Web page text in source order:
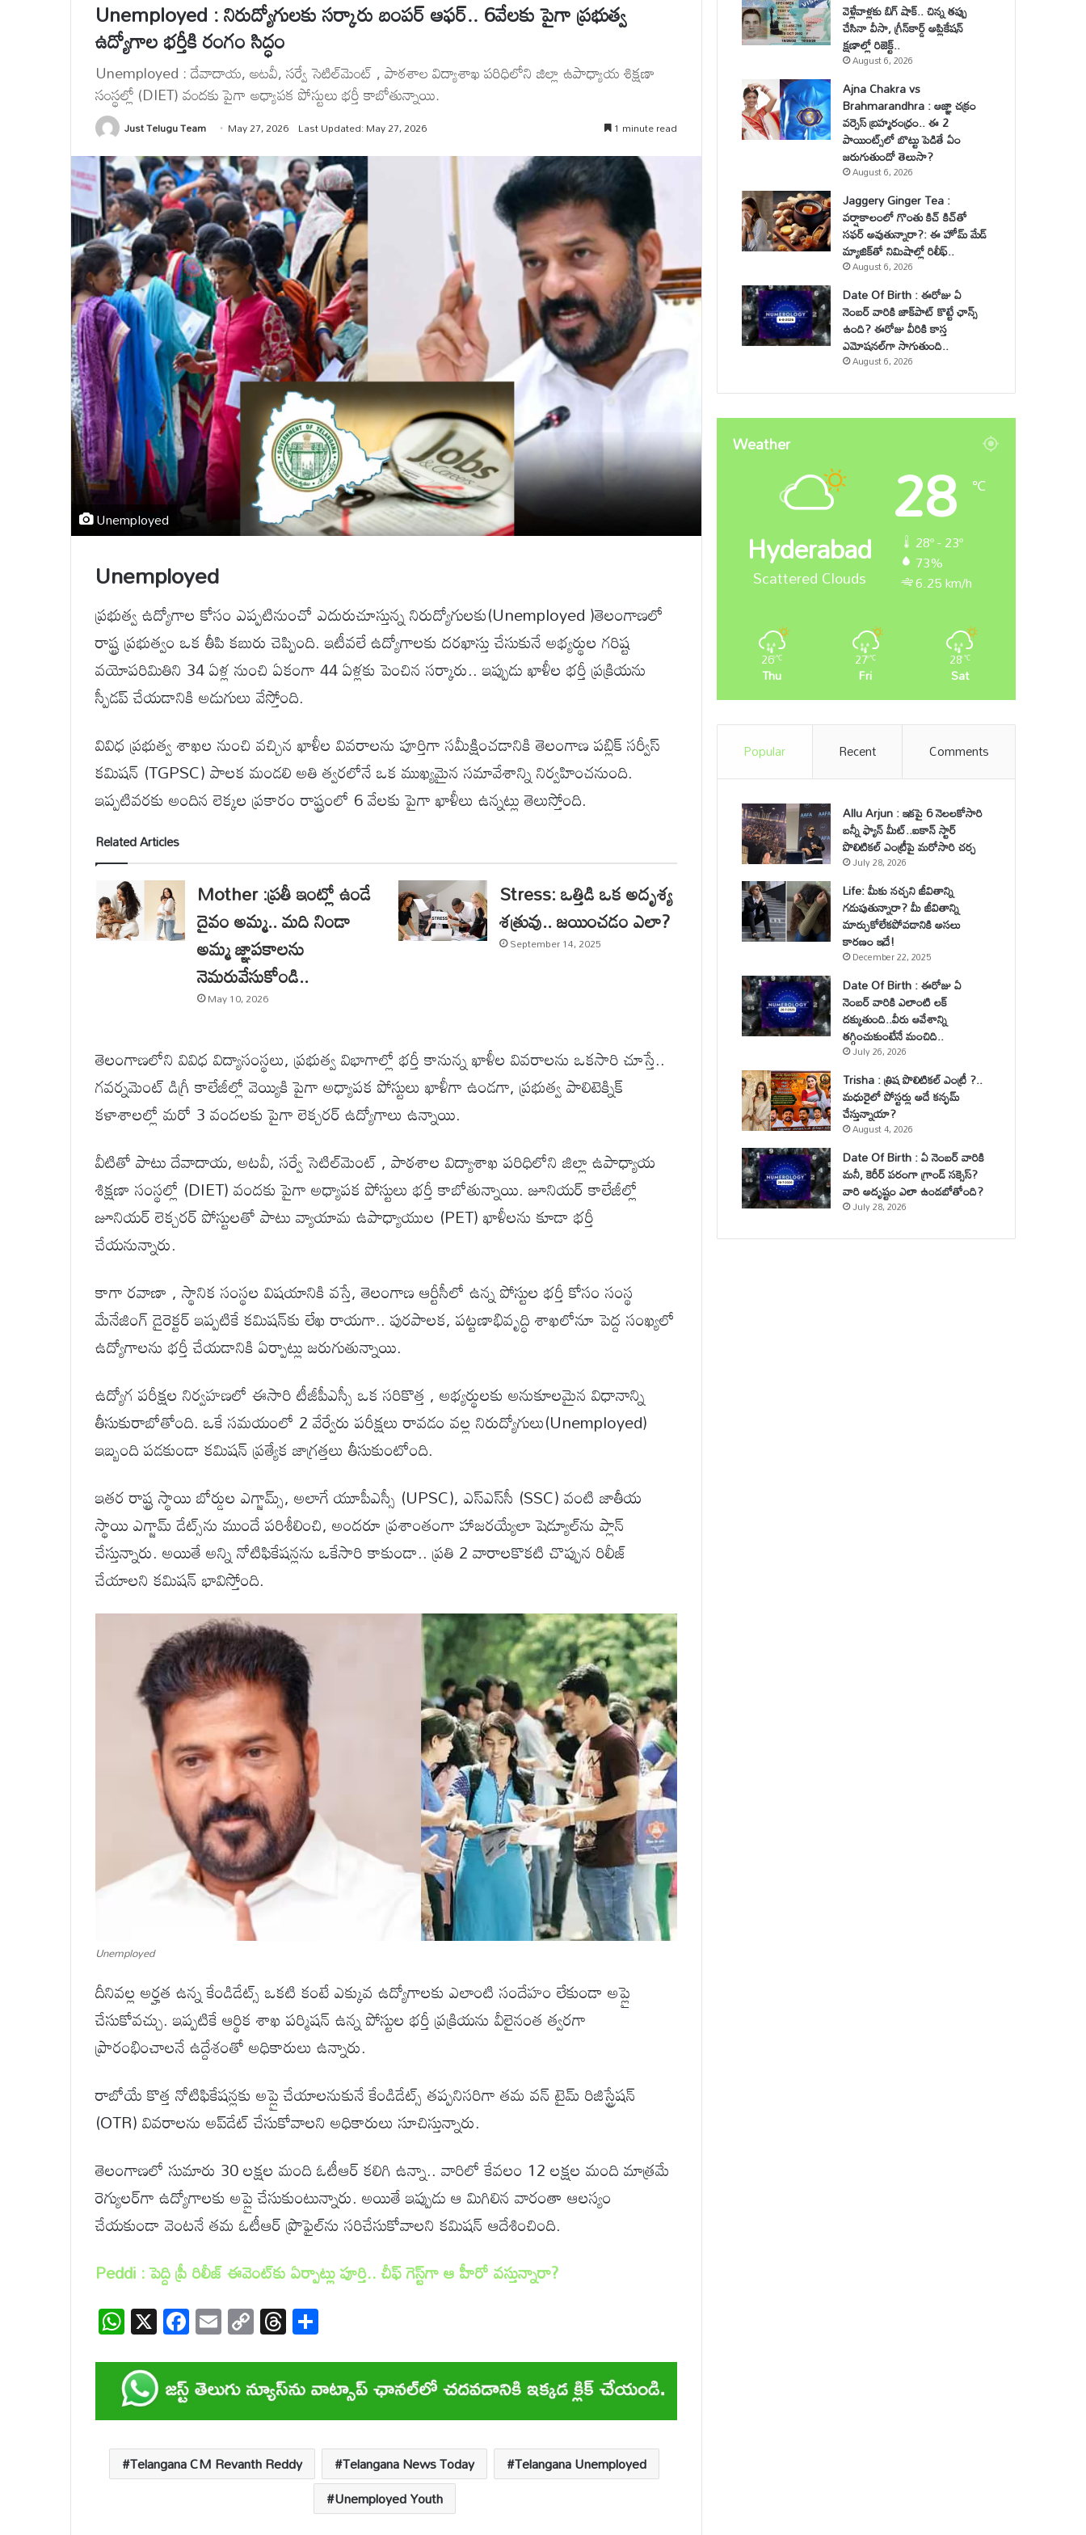
Unemployed : నిరుద్యోగులకు సర్కారు బంపర్ ఆఫర్.. 6వేలకు పైగా ప్రభుత్వ
ఉద్యోగాల భర్తీకి రంగం సిద్ధం
Unemployed : దేవాదాయ, అటవీ, సర్వే సెటిల్‌మెంట్ , పాఠశాల విద్యాశాఖ పరిధిలోని జిల్లా ఉపాధ్యాయ శిక్షణా
సంస్థల్లో (DIET) వందకు పైగా అధ్యాపక పోస్టులు భర్తీ కాబోతున్నాయి.
Just Telugu Team May 27, 2026 Last Updated: May 27, 2026 1 minute read
Unemployed
Unemployed
ప్రభుత్వ ఉద్యోగాల కోసం ఎప్పటినుంచో ఎదురుచూస్తున్న నిరుద్యోగులకు(Unemployed )తెలంగాణలో
రాష్ట్ర ప్రభుత్వం ఒక తీపి కబురు చెప్పింది. ఇటీవలే ఉద్యోగాలకు దరఖాస్తు చేసుకునే అభ్యర్థుల గరిష్ట
వయోపరిమితిని 34 ఏళ్ల నుంచి ఏకంగా 44 ఏళ్లకు పెంచిన సర్కారు.. ఇప్పుడు ఖాళీల భర్తీ ప్రక్రియను
స్పీడప్ చేయడానికి అడుగులు వేస్తోంది.
వివిధ ప్రభుత్వ శాఖల నుంచి వచ్చిన ఖాళీల వివరాలను పూర్తిగా సమీక్షించడానికి తెలంగాణ పబ్లిక్ సర్వీస్
కమిషన్ (TGPSC) పాలక మండలి అతి త్వరలోనే ఒక ముఖ్యమైన సమావేశాన్ని నిర్వహించనుంది.
ఇప్పటివరకు అందిన లెక్కల ప్రకారం రాష్ట్రంలో 6 వేలకు పైగా ఖాళీలు ఉన్నట్లు తెలుస్తోంది.
Related Articles
Mother :ప్రతీ ఇంట్లో ఉండే
దైవం అమ్మ.. మది నిండా
అమ్మ జ్ఞాపకాలను
నెమరువేసుకోండి..
May 10, 2026
Stress: ఒత్తిడి ఒక అదృశ్య
శత్రువు.. జయించడం ఎలా?
September 14, 2025
తెలంగాణలోని వివిధ విద్యాసంస్థలు, ప్రభుత్వ విభాగాల్లో భర్తీ కానున్న ఖాళీల వివరాలను ఒకసారి చూస్తే..
గవర్నమెంట్ డిగ్రీ కాలేజీల్లో వెయ్యికి పైగా అధ్యాపక పోస్టులు ఖాళీగా ఉండగా, ప్రభుత్వ పాలిటెక్నిక్
కళాశాలల్లో మరో 3 వందలకు పైగా లెక్చరర్ ఉద్యోగాలు ఉన్నాయి.
వీటితో పాటు దేవాదాయ, అటవీ, సర్వే సెటిల్‌మెంట్ , పాఠశాల విద్యాశాఖ పరిధిలోని జిల్లా ఉపాధ్యాయ
శిక్షణా సంస్థల్లో (DIET) వందకు పైగా అధ్యాపక పోస్టులు భర్తీ కాబోతున్నాయి. జూనియర్ కాలేజీల్లో
జూనియర్ లెక్చరర్ పోస్టులతో పాటు వ్యాయామ ఉపాధ్యాయుల (PET) ఖాళీలను కూడా భర్తీ
చేయనున్నారు.
కాగా రవాణా , స్థానిక సంస్థల విషయానికి వస్తే, తెలంగాణ ఆర్టీసీలో ఉన్న పోస్టుల భర్తీ కోసం సంస్థ
మేనేజింగ్ డైరెక్టర్ ఇప్పటికే కమిషన్‌కు లేఖ రాయగా.. పురపాలక, పట్టణాభివృద్ధి శాఖలోనూ పెద్ద సంఖ్యలో
ఉద్యోగాలను భర్తీ చేయడానికి ఏర్పాట్లు జరుగుతున్నాయి.
ఉద్యోగ పరీక్షల నిర్వహణలో ఈసారి టీజీపీఎస్సీ ఒక సరికొత్త , అభ్యర్థులకు అనుకూలమైన విధానాన్ని
తీసుకురాబోతోంది. ఒకే సమయంలో 2 వేర్వేరు పరీక్షలు రావడం వల్ల నిరుద్యోగులు(Unemployed)
ఇబ్బంది పడకుండా కమిషన్ ప్రత్యేక జాగ్రత్తలు తీసుకుంటోంది.
ఇతర రాష్ట్ర స్థాయి బోర్డుల ఎగ్జామ్స్, అలాగే యూపీఎస్సీ (UPSC), ఎస్ఎస్‌సీ (SSC) వంటి జాతీయ
స్థాయి ఎగ్జామ్ డేట్స్‌ను ముందే పరిశీలించి, అందరూ ప్రశాంతంగా హాజరయ్యేలా షెడ్యూల్‌ను ప్లాన్
చేస్తున్నారు. అయితే అన్ని నోటిఫికేషన్లను ఒకేసారి కాకుండా.. ప్రతి 2 వారాలకొకటి చొప్పున రిలీజ్
చేయాలని కమిషన్ భావిస్తోంది.
Unemployed
దీనివల్ల అర్హత ఉన్న కేండిడేట్స్ ఒకటి కంటే ఎక్కువ ఉద్యోగాలకు ఎలాంటి సందేహం లేకుండా అప్లై
చేసుకోవచ్చు. ఇప్పటికే ఆర్థిక శాఖ పర్మిషన్ ఉన్న పోస్టుల భర్తీ ప్రక్రియను వీలైనంత త్వరగా
ప్రారంభించాలనే ఉద్దేశంతో అధికారులు ఉన్నారు.
రాబోయే కొత్త నోటిఫికేషన్లకు అప్లై చేయాలనుకునే కేండిడేట్స్ తప్పనిసరిగా తమ వన్ టైమ్ రిజిస్ట్రేషన్
(OTR) వివరాలను అప్‌డేట్ చేసుకోవాలని అధికారులు సూచిస్తున్నారు.
తెలంగాణలో సుమారు 30 లక్షల మంది ఓటీఆర్ కలిగి ఉన్నా.. వారిలో కేవలం 12 లక్షల మంది మాత్రమే
రెగ్యులర్‌గా ఉద్యోగాలకు అప్లై చేసుకుంటున్నారు. అయితే ఇప్పుడు ఆ మిగిలిన వారంతా ఆలస్యం
చేయకుండా వెంటనే తమ ఓటీఆర్ ప్రొఫైల్‌ను సరిచేసుకోవాలని కమిషన్ ఆదేశించింది.
Peddi : పెద్ది ప్రీ రిలీజ్ ఈవెంట్‌కు ఏర్పాట్లు పూర్తి.. చీఫ్‌ గెస్ట్‌గా ఆ హీరో వస్తున్నారా?
W
h
at
s
A
p
p
X F
ac
e
b
o
o
k
E
m
ail
C
o
p
y
Li
n
k
T
hr
e
a
d
s
ar
e
Telangana CM Revanth Reddy Telangana News Today
Telangana Unemployed
Unemployed Youth
వెళ్లేవాళ్లకు బిగ్ షాక్.. చిన్న తప్పు
చేసినా వీసా, గ్రీన్‌కార్డ్ అప్లికేషన్
క్షణాల్లో రిజెక్ట్..
August 6, 2026
Ajna Chakra vs
Brahmarandhra : ఆజ్ఞా చక్రం
వర్సెస్ బ్రహ్మరంధ్రం.. ఈ 2
పాయింట్స్‌లో బొట్టు పెడితే ఏం
జరుగుతుందో తెలుసా?
August 6, 2026
Jaggery Ginger Tea :
వర్షాకాలంలో గొంతు కిచ్ కిచ్‌తో
సఫర్ అవుతున్నారా?: ఈ హోమ్ మేడ్
మ్యాజిక్‌తో నిమిషాల్లో రిలీఫ్..
August 6, 2026
Date Of Birth : ఈరోజు ఏ
నెంబర్ వారికి జాక్‌పాట్ కొట్టే ఛాన్స్
ఉంది? ఈరోజు వీరికి కాస్త
ఎమోషనల్‌గా సాగుతుంది..
August 6, 2026
Weather
Hyderabad
Scattered Clouds
28 ℃
28º - 23º
73%
6.25 km/h
26℃
Thu
27℃
Fri
28℃
Sat
Popular Recent Comments
Allu Arjun : ఇకపై 6 నెలలకోసారి
బన్నీ ఫ్యాన్ మీట్..ఐకాన్ స్టార్
పొలిటికల్ ఎంట్రీపై మరోసారి చర్చ
July 28, 2026
Life: మీకు నచ్చని జీవితాన్ని
గడుపుతున్నారా? మీ జీవితాన్ని
మార్చుకోలేకపోవడానికి అసలు
కారణం ఇదే!
December 22, 2025
Date Of Birth : ఈరోజు ఏ
నెంబర్ వారికి ఎలాంటి లక్
దక్కుతుంది..వీరు ఆవేశాన్ని
తగ్గించుకుంటేనే మంచిది..
July 26, 2026
Trisha : త్రిష పొలిటికల్ ఎంట్రీ ?..
మధురైలో పోస్టర్లు అదే కన్ఫమ్
చేస్తున్నాయా?
August 4, 2026
Date Of Birth : ఏ నెంబర్ వారికి
మనీ, కెరీర్ పరంగా గ్రాండ్ సక్సెస్?
వారి అదృష్టం ఎలా ఉండబోతోంది?
July 28, 2026